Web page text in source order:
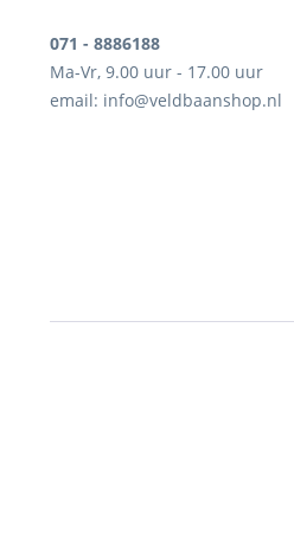
071 - 8886188
Ma-Vr, 9.00 uur - 17.00 uur
email: info@veldbaanshop.nl